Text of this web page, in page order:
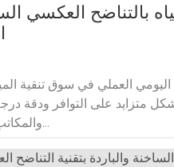
بالتناضح العكسي
العملي في سوق تنقية
متزايد على التوافر ودقة
والمكاتب والبيئات الملائمة للإيجار، أجهزة تنقية المياه بتق...
الساخنة والباردة بتقنية